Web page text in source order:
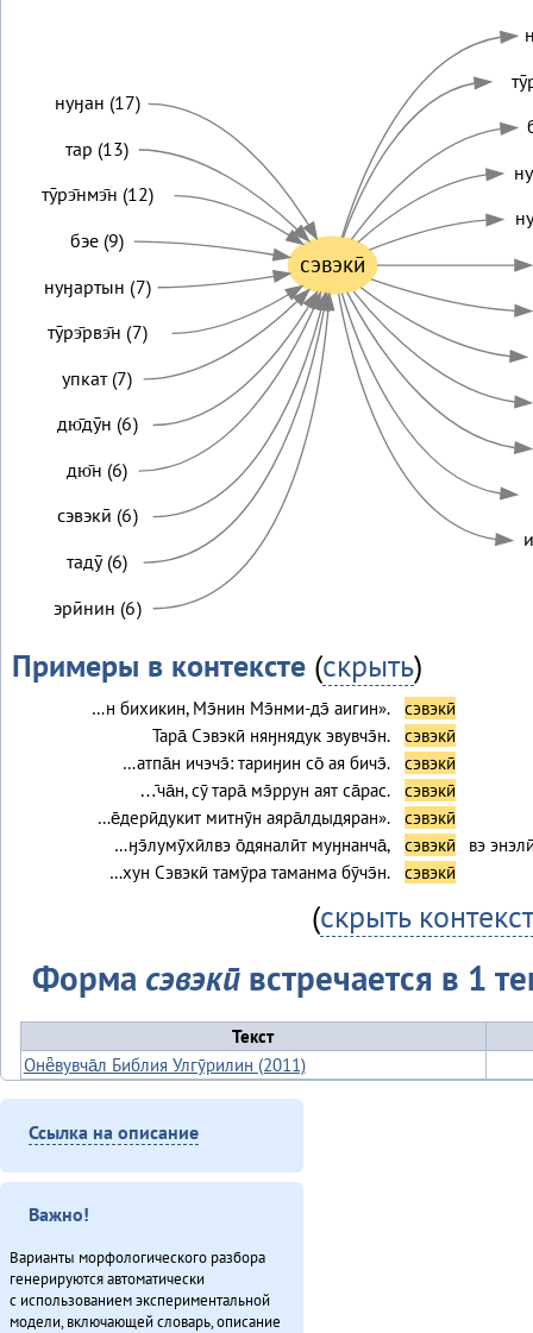
сэвэкӣ
нуӈан (17)
тар (13)
тӯрэ̄нмэ̄н (12)
бэе (9)
нуӈартын (7)
тӯрэ̄рвэ̄н (7)
упкат (7)
дю̄дӯн (6)
дю̄н (6)
сэвэкӣ (6)
тадӯ (6)
эрӣнин (6)
Примеры в контексте(скрыть)
…н бихикин, Мэ̄нин Мэ̄нми-дэ̄ аигин».
сэвэкӣ
Тара̄ Сэвэкӣ няӈнядук эвувчэ̄н.
сэвэкӣ
…атпа̄н ичэчэ̄: тариӈин со̄ ая бичэ̄.
сэвэкӣ
…̄ча̄н, сӯ тара̄ мэ̄ррун аят са̄рас.
сэвэкӣ
…е̄дерӣдукит митнӯн аяра̄лдыдяран».
сэвэкӣ
…ӈэ̄лумӯхӣлвэ о̄дяналӣт муӈнанча̄,
сэвэкӣ
вэ
…хун Сэвэкӣ тамӯра таманма бӯчэ̄н.
сэвэкӣ
(скрыть контекст
Форма сэвэкӣ встречается в 1
Текст
Онё̄вувча̄л Библия Улгӯрилин (2011)
Ссылка на описание
Важно!
Варианты морфологического разбора
генерируются автоматически
с использованием экспериментальной
модели, включающей словарь, описание